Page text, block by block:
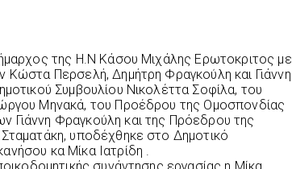
της Η.Ν Κάσου Μιχάλης Ερωτοκριτος με
Κώστα Περσελή, Δημήτρη Φραγκούλη και Γιάννη
Συμβουλίου Νικολέττα Σοφίλα, του
Μηνακά, του Προέδρου της Ομοσπονδίας
Φραγκούλη και της Πρόεδρου της
υποδέχθηκε στο Δημοτικό
κα Μίκα Ιατρίδη .